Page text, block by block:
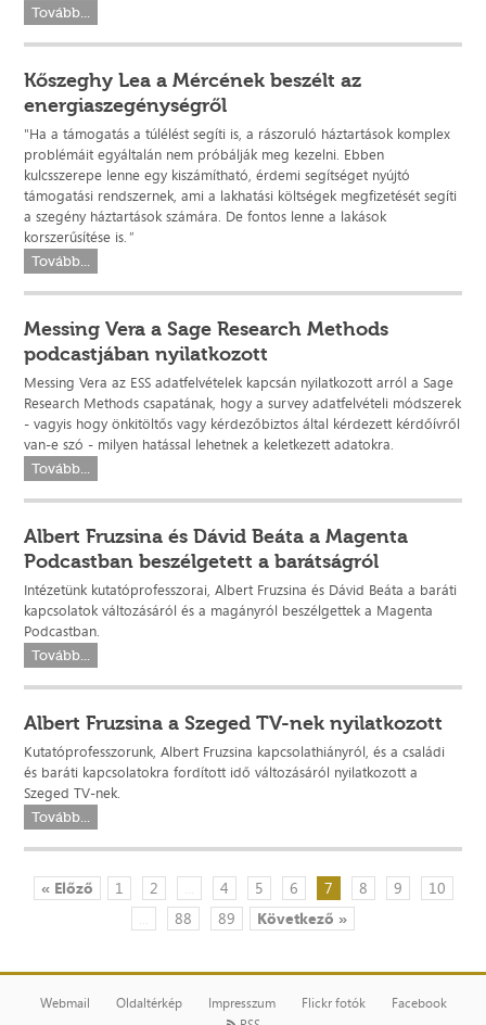
Tovább...
Kőszeghy Lea a Mércének beszélt az
energiaszegénységről
"Ha a támogatás a túlélést segíti is, a rászoruló háztartások komplex
problémáit egyáltalán nem próbálják meg kezelni. Ebben
kulcsszerepe lenne egy kiszámítható, érdemi segítséget nyújtó
támogatási rendszernek, ami a lakhatási költségek megfizetését segíti
a szegény háztartások számára. De fontos lenne a lakások
korszerűsítése is. "
Tovább...
Messing Vera a Sage Research Methods
podcastjában nyilatkozott
Messing Vera az ESS adatfelvételek kapcsán nyilatkozott arról a Sage
Research Methods csapatának, hogy a survey adatfelvételi módszerek
- vagyis hogy önkitöltős vagy kérdezőbiztos által kérdezett kérdőívről
van-e szó - milyen hatással lehetnek a keletkezett adatokra.
Tovább...
Albert Fruzsina és Dávid Beáta a Magenta
Podcastban beszélgetett a barátságról
Intézetünk kutatóprofesszorai, Albert Fruzsina és Dávid Beáta a baráti
kapcsolatok változásáról és a magányról beszélgettek a Magenta
Podcastban.
Tovább...
Albert Fruzsina a Szeged TV-nek nyilatkozott
Kutatóprofesszorunk, Albert Fruzsina kapcsolathiányról, és a családi
és baráti kapcsolatokra fordított idő változásáról nyilatkozott a
Szeged TV-nek.
Tovább...
« Előző 1 2 ... 4 5 6 7 8 9
10
...
88 89 Következő »
Webmail Oldaltérkép Impresszum Flickr fotók
Facebook